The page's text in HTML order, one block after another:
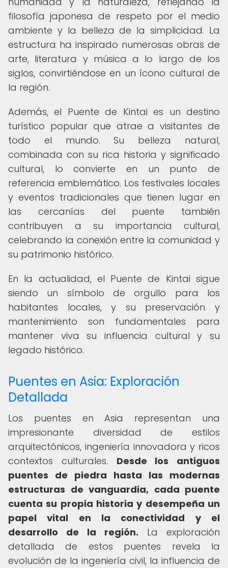
filosofía japonesa de respeto por el medio
ambiente y la belleza de la simplicidad. La
estructura ha inspirado numerosas obras de
arte, literatura y música a lo largo de los
siglos, convirtiéndose en un ícono cultural de
la región.
Además, el Puente de Kintai es un destino
turístico popular que atrae a visitantes de
todo el mundo. Su belleza natural,
combinada con su rica historia y significado
cultural, lo convierte en un punto de
referencia emblemático. Los festivales locales
y eventos tradicionales que tienen lugar en
las cercanías del puente también
contribuyen a su importancia cultural,
celebrando la conexión entre la comunidad y
su patrimonio histórico.
En la actualidad, el Puente de Kintai sigue
siendo un símbolo de orgullo para los
habitantes locales, y su preservación y
mantenimiento son fundamentales para
mantener viva su influencia cultural y su
legado histórico.
Puentes en Asia: Exploración
Detallada
Los puentes en Asia representan una
impresionante diversidad de estilos
arquitectónicos, ingeniería innovadora y ricos
contextos culturales. Desde los antiguos
puentes de piedra hasta las modernas
estructuras de vanguardia, cada puente
cuenta su propia historia y desempeña un
papel vital en la conectividad y el
desarrollo de la región. La exploración
detallada de estos puentes revela la
evolución de la ingeniería civil, la influencia de